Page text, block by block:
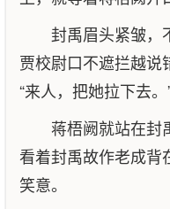
封禹眉头紧皱，
贾校尉口不遮拦越说
“来人，把她拉下去。
蒋梧阙就站在封
看着封禹故作老成背
笑意。